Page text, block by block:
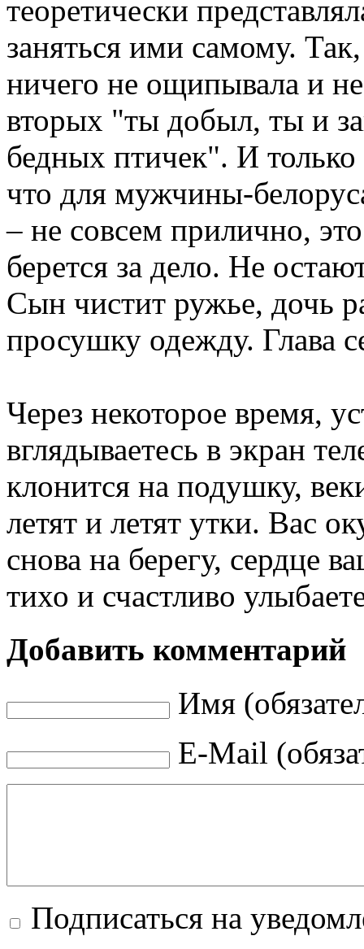
теоретически
заняться ими самому.
ничего не ощипывала и не
вторых "ты добыл, ты и
бедных птичек". И только
что для мужчины-
– не совсем прилично,
берется за дело. Не
Сын чистит ружье, дочь
просушку одежду. Глава
Через некоторое время,
вглядываетесь в экран
клонится на подушку,
летят и летят утки. Вас
снова на берегу, сердце
тихо и счастливо
Добавить комментарий
Имя
E-Mail
Подписаться на